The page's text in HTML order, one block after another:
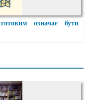
означає бути